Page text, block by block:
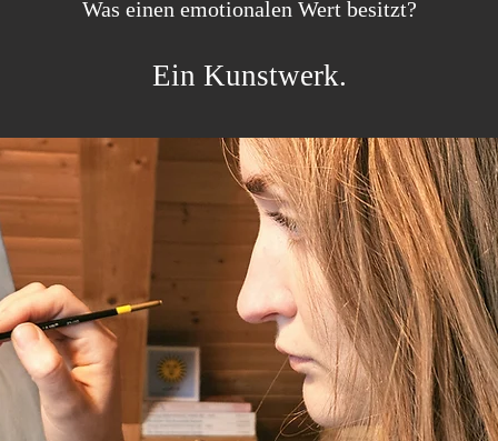
Was einen emotionalen Wert besitzt?
Ein Kunstwerk.